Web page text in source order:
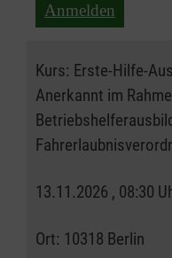
Anmelden
Kurs: Erste-Hilfe-
Anerkannt im
13.11.2026 , 08:30
Ort: 10318 Berlin